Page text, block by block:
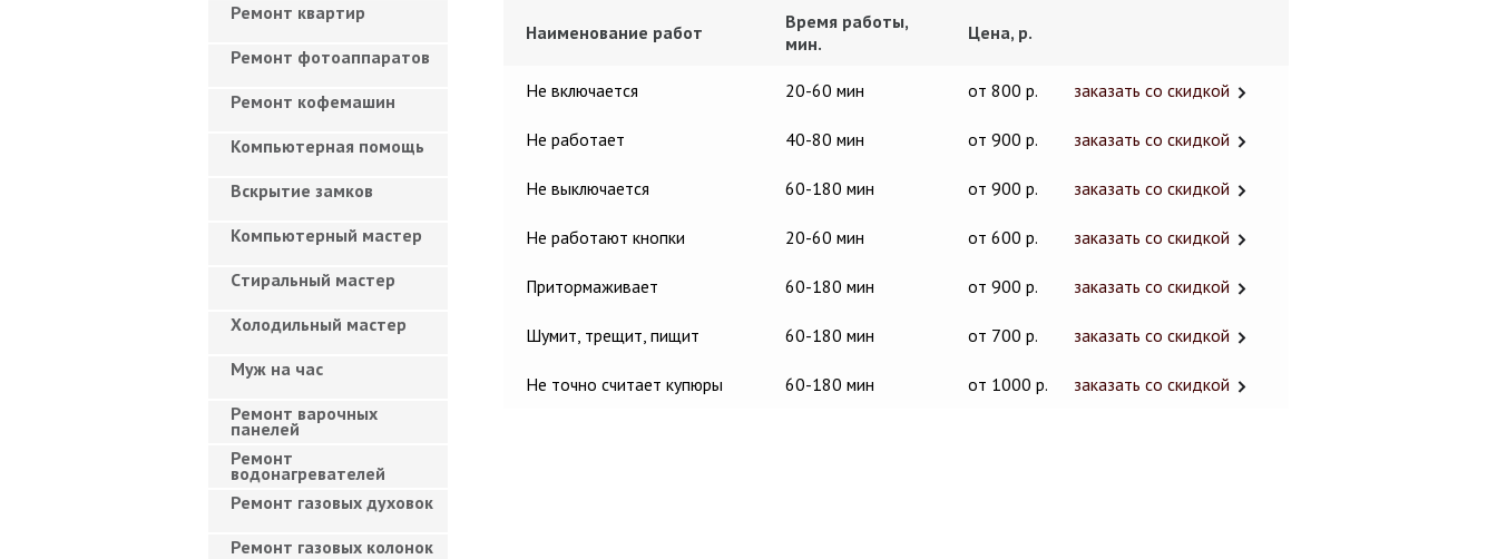
Наименование работ
Время работы,
мин.
Цена, р.
Не включается 20-60 мин от 800 р. заказать со скидкой
Не работает 40-80 мин от 900 р. заказать со скидкой
Не выключается 60-180 мин от 900 р. заказать со скидкой
Не работают кнопки 20-60 мин от 600 р. заказать со скидкой
Притормаживает 60-180 мин от 900 р. заказать со скидкой
Шумит, трещит, пищит 60-180 мин от 700 р. заказать со скидкой
Не точно считает купюры 60-180 мин от 1000 р. заказать со скидкой
Ремонт квартир
Ремонт фотоаппаратов
Ремонт кофемашин
Компьютерная помощь
Вскрытие замков
Компьютерный мастер
Cтиральный мастер
Холодильный мастер
Муж на час
Ремонт варочных
панелей
Ремонт
водонагревателей
Ремонт газовых духовок
Ремонт газовых колонок